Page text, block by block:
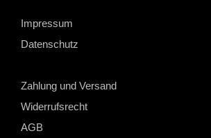
Impressum
Datenschutz
Zahlung und Versand
Widerrufsrecht
AGB